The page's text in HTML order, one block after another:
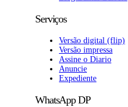
Serviços
Versão digital (flip)
Versão impressa
Assine o Diario
Anuncie
Expediente
WhatsApp DP